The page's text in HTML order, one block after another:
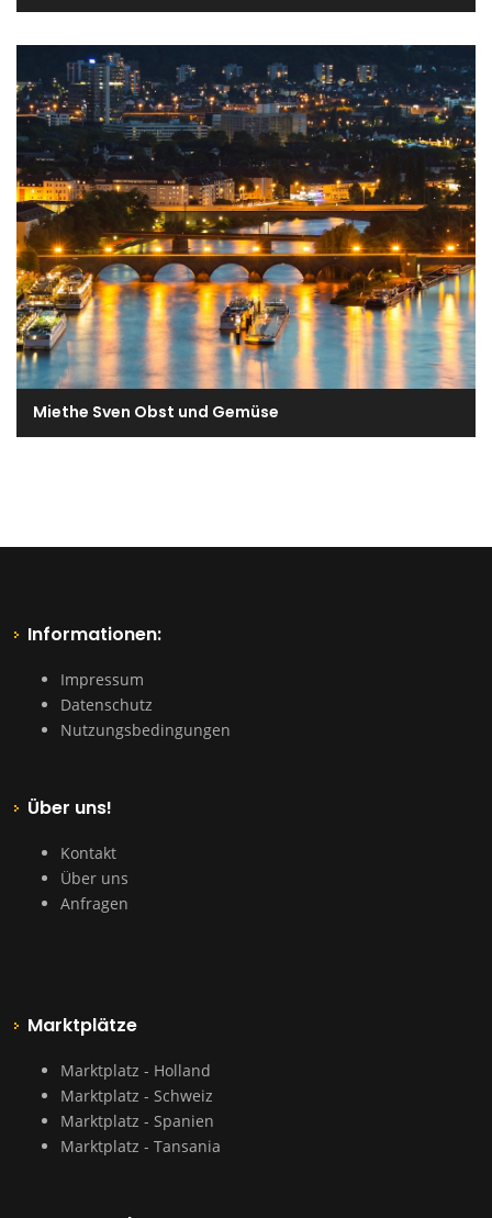
Miethe Sven Obst und Gemüse
Informationen:
Impressum
Datenschutz
Nutzungsbedingungen
Über uns!
Kontakt
Über uns
Anfragen
Marktplätze
Marktplatz - Holland
Marktplatz - Schweiz
Marktplatz - Spanien
Marktplatz - Tansania